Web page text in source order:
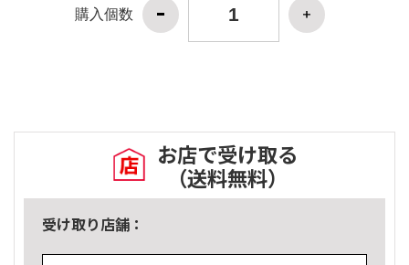
購入個数
お店で受け取る
（送料無料）
受け取り店舗：